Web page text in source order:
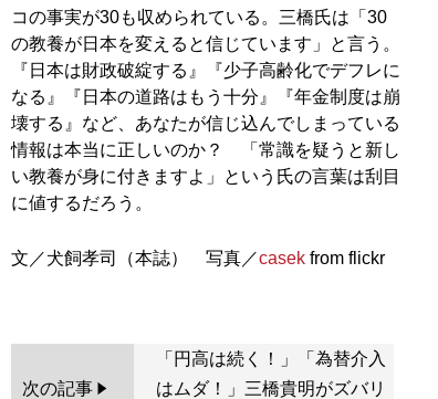
コの事実が30も収められている。三橋氏は「30
の教養が日本を変えると信じています」と言う。
『日本は財政破綻する』『少子高齢化でデフレに
なる』『日本の道路はもう十分』『年金制度は崩
壊する』など、あなたが信じ込んでしまっている
情報は本当に正しいのか？ 「常識を疑うと新し
い教養が身に付きますよ」という氏の言葉は刮目
に値するだろう。
文／犬飼孝司（本誌） 写真／casek from flickr
次の記事
「円高は続く！」「為替介入
はムダ！」三橋貴明がズバリ